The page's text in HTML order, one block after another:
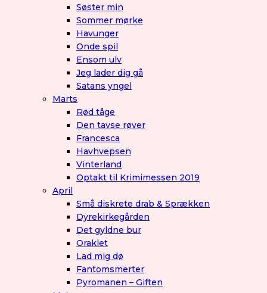
Søster min
Sommer mørke
Havunger
Onde spil
Ensom ulv
Jeg lader dig gå
Satans yngel
Marts
Rød tåge
Den tavse røver
Francesca
Havhvepsen
Vinterland
Optakt til Krimimessen 2019
April
Små diskrete drab & Sprækken
Dyrekirkegården
Det gyldne bur
Oraklet
Lad mig dø
Fantomsmerter
Pyromanen – Giften